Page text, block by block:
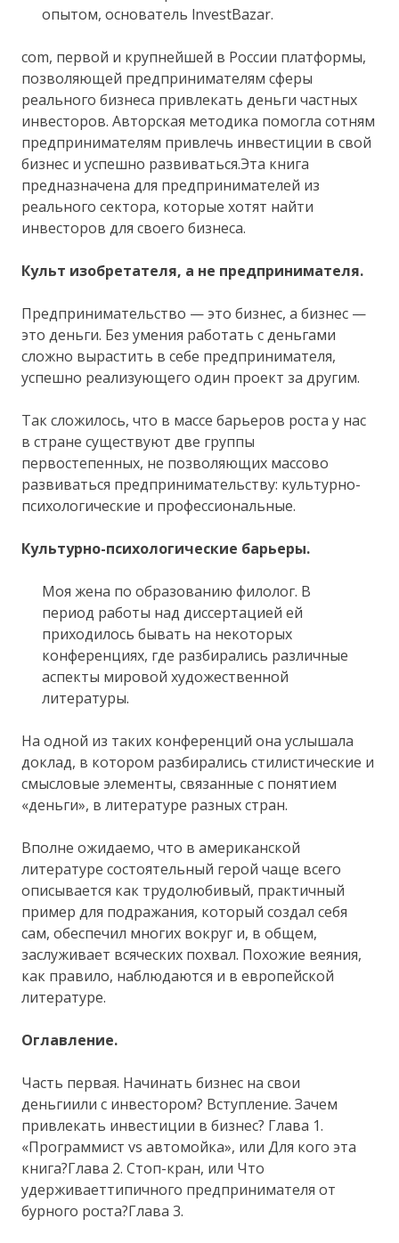
опытом, основатель lnvestBazar.
com, первой и крупнейшей в России платформы,
позволяющей предпринимателям сферы
реального бизнеса привлекать деньги частных
инвесторов. Авторская методика помогла сотням
предпринимателям привлечь инвестиции в свой
бизнес и успешно развиваться.Эта книга
предназначена для предпринимателей из
реального сектора, которые хотят найти
инвесторов для своего бизнеса.
Культ изобретателя, а не предпринимателя.
Предпринимательство — это бизнес, а бизнес —
это деньги. Без умения работать с деньгами
сложно вырастить в себе предпринимателя,
успешно реализующего один проект за другим.
Так сложилось, что в массе барьеров роста у нас
в стране существуют две группы
первостепенных, не позволяющих массово
развиваться предпринимательству: культурно-
психологические и профессиональные.
Культурно-психологические барьеры.
Моя жена по образованию филолог. В
период работы над диссертацией ей
приходилось бывать на некоторых
конференциях, где разбирались различные
аспекты мировой художественной
литературы.
На одной из таких конференций она услышала
доклад, в котором разбирались стилистические и
смысловые элементы, связанные с понятием
«деньги», в литературе разных стран.
Вполне ожидаемо, что в американской
литературе состоятельный герой чаще всего
описывается как трудолюбивый, практичный
пример для подражания, который создал себя
сам, обеспечил многих вокруг и, в общем,
заслуживает всяческих похвал. Похожие веяния,
как правило, наблюдаются и в европейской
литературе.
Оглавление.
Часть первая. Начинать бизнес на свои
деньгиили с инвестором? Вступление. Зачем
привлекать инвестиции в бизнес? Глава 1.
«Программист vs автомойка», или Для кого эта
книга?Глава 2. Стоп-кран, или Что
удерживаеттипичного предпринимателя от
бурного роста?Глава 3.